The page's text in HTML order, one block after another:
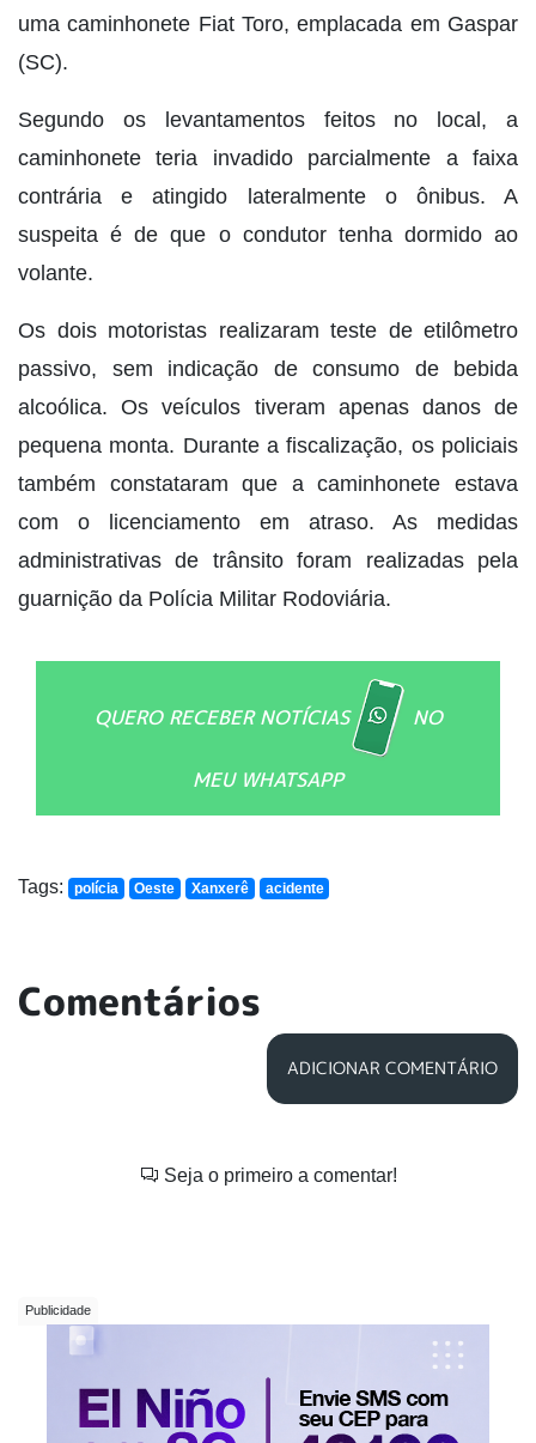
uma caminhonete Fiat Toro, emplacada em Gaspar
(SC).
Segundo os levantamentos feitos no local, a
caminhonete teria invadido parcialmente a faixa
contrária e atingido lateralmente o ônibus. A
suspeita é de que o condutor tenha dormido ao
volante.
Os dois motoristas realizaram teste de etilômetro
passivo, sem indicação de consumo de bebida
alcoólica. Os veículos tiveram apenas danos de
pequena monta. Durante a fiscalização, os policiais
também constataram que a caminhonete estava
com o licenciamento em atraso. As medidas
administrativas de trânsito foram realizadas pela
guarnição da Polícia Militar Rodoviária.
QUERO RECEBER NOTÍCIAS NO
MEU WHATSAPP
Tags: polícia Oeste Xanxerê acidente
Comentários
ADICIONAR COMENTÁRIO
Seja o primeiro a comentar!